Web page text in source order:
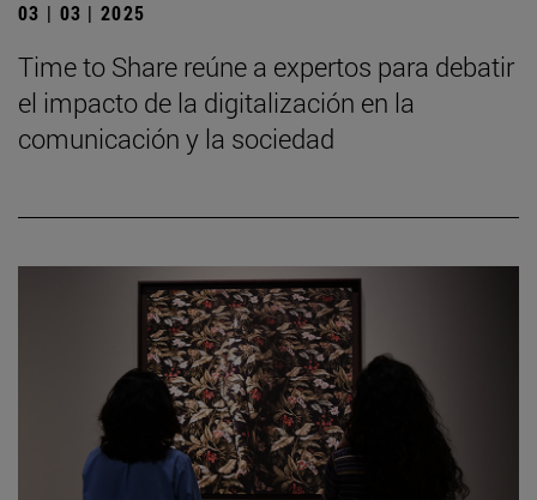
03 | 03 | 2025
Time to Share reúne a expertos para debatir
el impacto de la digitalización en la
comunicación y la sociedad